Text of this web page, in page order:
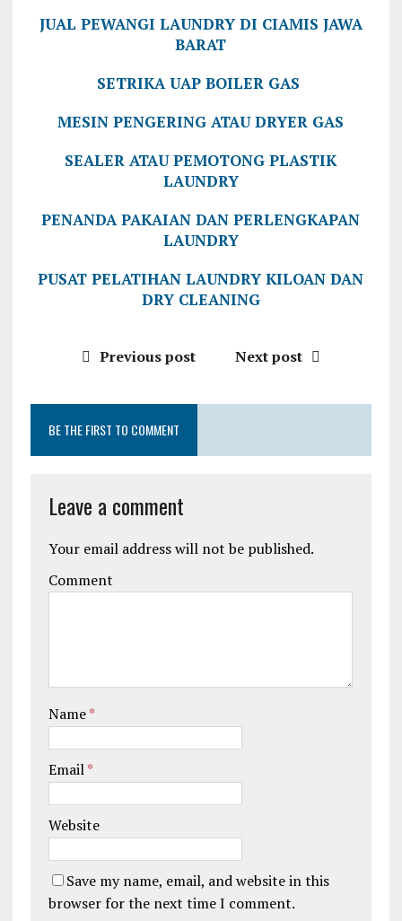
JUAL PEWANGI LAUNDRY DI CIAMIS JAWA
BARAT
SETRIKA UAP BOILER GAS
MESIN PENGERING ATAU DRYER GAS
SEALER ATAU PEMOTONG PLASTIK
LAUNDRY
PENANDA PAKAIAN DAN PERLENGKAPAN
LAUNDRY
PUSAT PELATIHAN LAUNDRY KILOAN DAN
DRY CLEANING
Previous post Next post
BE THE FIRST TO COMMENT
Leave a comment
Your email address will not be published.
Comment
Name*
Email*
Website
Save my name, email, and website in this
browser for the next time I comment.